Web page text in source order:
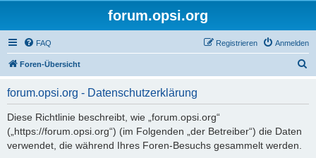
forum.opsi.org
FAQ Anmelden
Registrieren
Foren-Übersicht
forum.opsi.org - Datenschutzerklärung
Diese Richtlinie beschreibt, wie „forum.opsi.org“
(„https://forum.opsi.org“) (im Folgenden „der Betreiber“) die Daten
verwendet, die während Ihres Foren-Besuchs gesammelt werden.